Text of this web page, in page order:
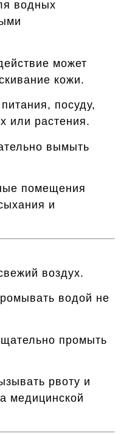
водных
может
кожи.
посуду,
или растения.
вымыть
помещения
и
воздух.
водой не
промыть
рвоту и
медицинской